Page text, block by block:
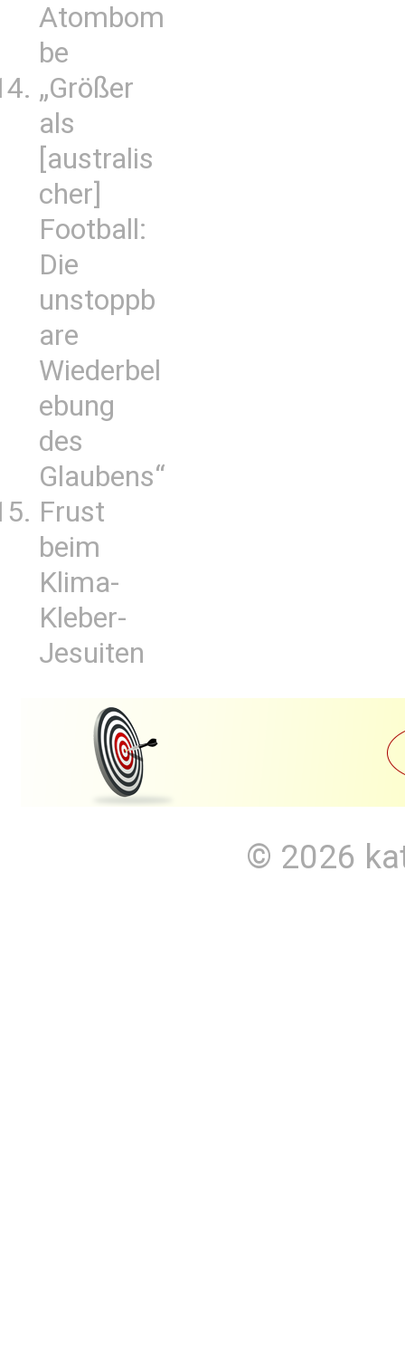
Atombom
be
„Größer
als
[australis
cher]
Football:
Die
unstoppb
are
Wiederbel
ebung
des
Glaubens“
Frust
beim
Klima-
Kleber-
Jesuiten
© 2026